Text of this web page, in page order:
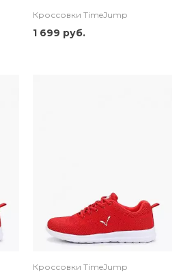
Кроссовки TimeJump
1 699 руб.
Кроссовки TimeJump